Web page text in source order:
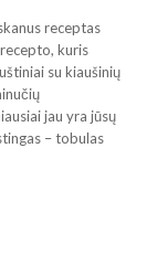
receptas
kuris
su kiaušinių
jau yra jūsų
– tobulas